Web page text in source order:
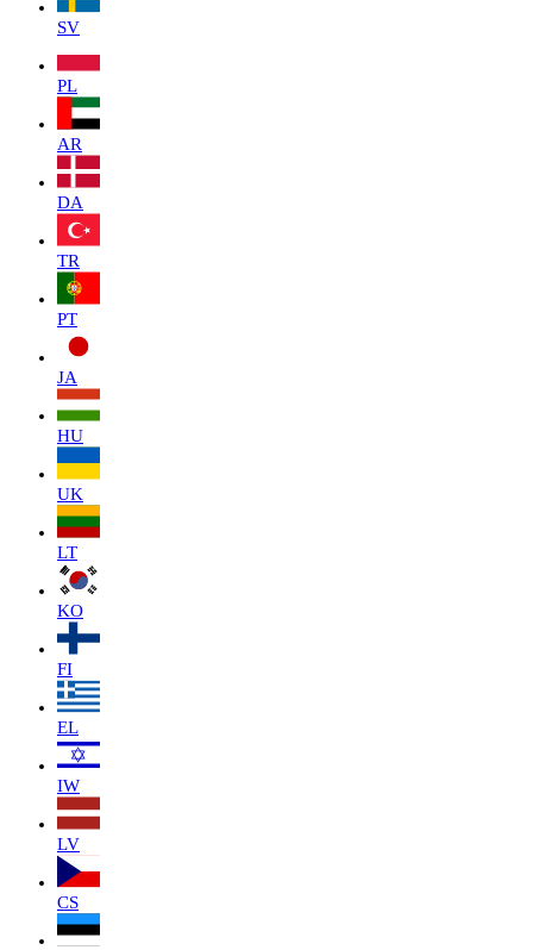
SV
PL
AR
DA
TR
PT
JA
HU
UK
LT
KO
FI
EL
IW
LV
CS